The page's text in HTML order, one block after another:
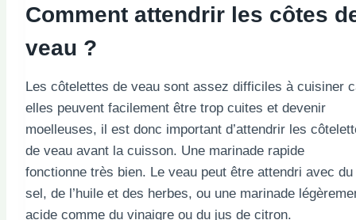
Comment attendrir les côtes
veau ?
Les côtelettes de veau sont assez difficiles à cuisiner
elles peuvent facilement être trop cuites et devenir
moelleuses, il est donc important d’attendrir les
de veau avant la cuisson. Une marinade rapide
fonctionne très bien. Le veau peut être attendri avec du
sel, de l’huile et des herbes, ou une marinade
acide comme du vinaigre ou du jus de citron.